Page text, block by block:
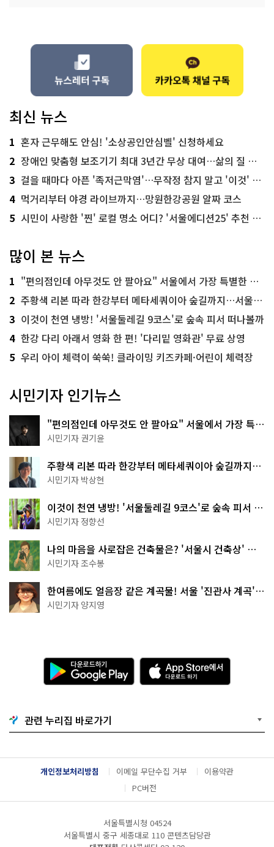
최신 뉴스
1 혼자 근무해도 안심! '소상공인안심벨' 신청하세요
2 장애인 맞춤형 보조기기 최대 3년간 무상 대여…삶의 질 높인다
3 걸을 때마다 아픈 '족저근막염'…무작정 참지 말고 '이것' 해보세요!
4 먹거리부터 야경 라이브까지…망원한강공원 알짜 코스
5 시민이 사랑한 '찐' 로컬 명소 어디? '서울에디션25' 추천 코스
많이 본 뉴스
1 "편의점인데 아무것도 안 팔아요" 서울에서 가장 특별한 편의점의 정체
2 주황색 리본 따라 한강부터 메타세쿼이아 숲길까지…서울둘레길 15코스
3 이것이 천연 냉방! '서울둘레길 9코스'로 숲속 피서 떠나볼까
4 한강 다리 아래서 영화 한 편! '다리밑 영화관' 무료 상영
5 우리 아이 체력이 쑥쑥! 클라이밍 키즈카페·어린이 체력장
시민기자 인기뉴스
"편의점인데 아무것도 안 팔아요" 서울에서 가장 특별
한 편의점의 정체
시민기자 권기윤
주황색 리본 따라 한강부터 메타세쿼이아 숲길까지…
서울둘레길 15코스
시민기자 박상현
이것이 천연 냉방! '서울둘레길 9코스'로 숲속 피서 떠
나볼까
시민기자 정향선
나의 마음을 사로잡은 건축물은? '서울시 건축상' 수
상작 공개!
시민기자 조수봉
한여름에도 얼음장 같은 계곡물! 서울 '진관사 계곡'이
천국이네~
시민기자 양지영
다
운
로
기
G
o
g
l
e
A
p
p
e
서
다
운
관련 누리집 바로가기
개인정보처리방침 이메일 무단수집 거부
이용약관
PC버전
서울특별시청 04524
서울특별시 중구 세종대로 110 콘텐츠담당관